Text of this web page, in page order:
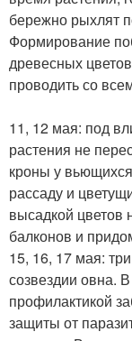
бережно рыхлят
Формирование
древесных
проводить со
11, 12 мая: под
растения не
кроны у
рассаду и
высадкой
балконов и
15, 16, 17 мая:
созвездии овна.
профилактикой
защиты от